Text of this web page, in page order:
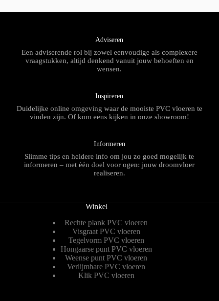
Adviseren
Een adviserende rol bij zowel eenvoudige als complexere
vraagstukken, altijd denkend vanuit jouw behoeften en
wensen.
Inspireren
Duidelijke online omgeving waar de mooiste PVC vloeren te
vinden zijn. Of kom eens kijken in onze showroom!
Informeren
Slimme tips en heldere info om jou zo goed mogelijk te
informeren – met één doel voor ogen: jouw droomvloer
realiseren.
Winkel
Rechte plank PVC vloeren
Visgraat PVC vloeren
Tegelvorm PVC vloeren
Hongaarse punt PVC vloeren
Weense punt PVC vloeren
Verlijmbare PVC vloeren
Klik PVC vloeren